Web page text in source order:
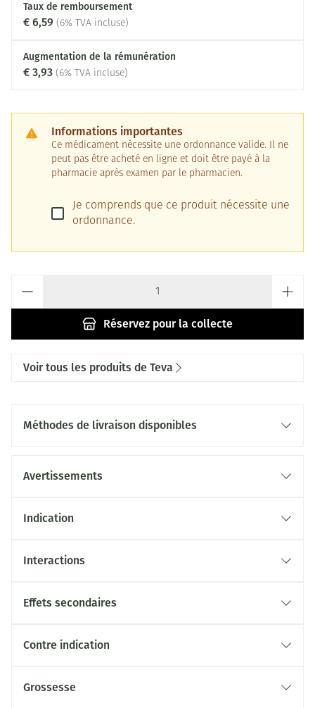
Taux de remboursement
€ 6,59 (6% TVA incluse)
Augmentation de la rémunération
€ 3,93 (6% TVA incluse)
Informations importantes
Ce médicament nécessite une ordonnance valide. Il ne
peut pas être acheté en ligne et doit être payé à la
pharmacie après examen par le pharmacien.
Je comprends que ce produit nécessite une
ordonnance.
Réservez pour la collecte
Voir tous les produits de Teva
Méthodes de livraison disponibles
Avertissements
Indication
Interactions
Effets secondaires
Contre indication
Grossesse